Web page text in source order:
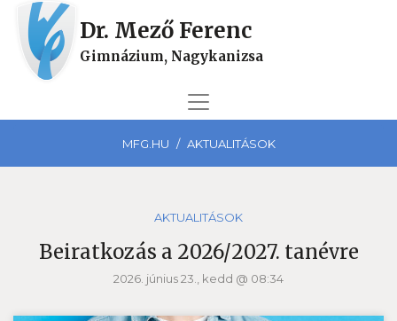
Dr. Mező Ferenc
Gimnázium, Nagykanizsa
MFG.HU AKTUALITÁSOK
AKTUALITÁSOK
Beiratkozás a 2026/2027. tanévre
2026. június 23., kedd @ 08:34